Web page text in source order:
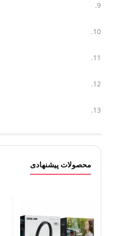
9.
10.
11.
12.
13.
محصولات پیشنهادی